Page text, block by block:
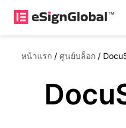
หน้าแรก / ศูนย์บล็อก /